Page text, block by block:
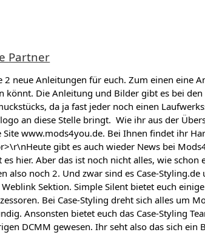
Partner
neue Anleitungen für euch. Zum einen eine
Die Anleitung und Bilder gibt es bei den
da ja fast jeder noch einen
an diese Stelle bringt. Wie ihr aus der
www.mods4you.de. Bei Ihnen findet ihr
gibt es auch wieder News bei
hier. Aber das ist noch nicht alles, wie
noch 2. Und zwar sind es Case-Styling.de
Sektion. Simple Silent bietet euch
Bei Case-Styling dreht sich alles um
Ansonsten bietet euch das Case-Styling
DCMM gewesen. Ihr seht also das sich ein